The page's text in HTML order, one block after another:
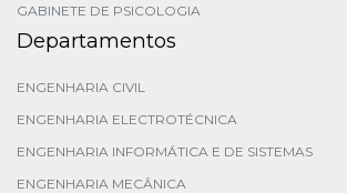
GABINETE DE PSICOLOGIA
Departamentos
ENGENHARIA CIVIL
ENGENHARIA ELECTROTÉCNICA
ENGENHARIA INFORMÁTICA E DE SISTEMAS
ENGENHARIA MECÂNICA